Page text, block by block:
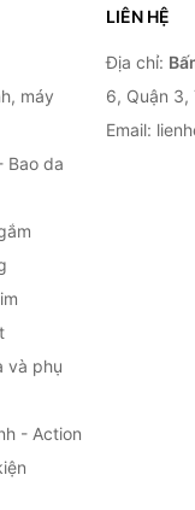
máy
Bao da
và phụ
- Action
LIÊN HỆ
Địa chỉ:
6, Quận 3,
Email: